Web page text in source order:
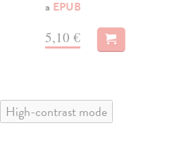
a EPUB
5,10 €
High-contrast mode